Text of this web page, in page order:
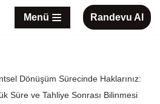
Menü Randevu Al
Dönüşüm Sürecinde Haklarınız:
Süre ve Tahliye Sonrası Bilinmesi